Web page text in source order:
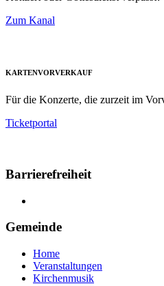
Zum Kanal
KARTENVORVERKAUF
Für die Konzerte, die zurzeit im
Ticketportal
Barrierefreiheit
Gemeinde
Home
Veranstaltungen
Kirchenmusik